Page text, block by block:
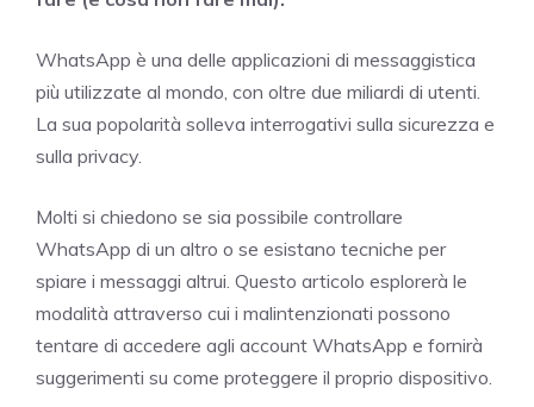
WhatsApp è una delle applicazioni di messaggistica
più utilizzate al mondo, con oltre due miliardi di utenti.
La sua popolarità solleva interrogativi sulla sicurezza e
sulla privacy.
Molti si chiedono se sia possibile controllare
WhatsApp di un altro o se esistano tecniche per
spiare i messaggi altrui. Questo articolo esplorerà le
modalità attraverso cui i malintenzionati possono
tentare di accedere agli account WhatsApp e fornirà
suggerimenti su come proteggere il proprio dispositivo.